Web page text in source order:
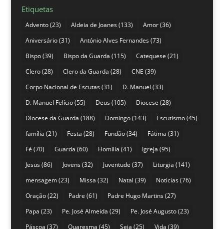
Etiquetas
Advento(23) Aldeia de Joanes(133) Amor(36)
Aniversário(31) António Alves Fernandes(73)
Bispo(39) Bispo da Guarda (115) Catequese (21)
Clero(28) Clero da Guarda (28) CNE (39)
Corpo Nacional de Escutas(31) D. Manuel (33)
D. Manuel Felício(55) Deus(105) Diocese (28)
Diocese da Guarda (188) Domingo(143) Escutismo(45)
família (21) Festa (28) Fundão(34) Fátima (31)
Fé (70) Guarda (60) Homilia (41) Igreja (95)
Jesus(86) Jovens(32) Juventude (37) Liturgia (141)
mensagem(23) Missa (32) Natal (39) Noticias(76)
Oração(22) Padre (61) Padre Hugo Martins(27)
Papa (23) Pe. José Almeida (29) Pe. José Augusto(23)
Páscoa (37) Quaresma (45) Seia (25) Vida (39)